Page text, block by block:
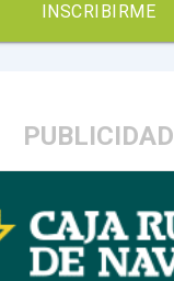
INSCRIBIRME
PUBLICIDAD